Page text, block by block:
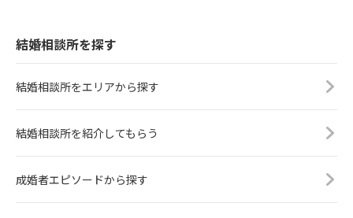
結婚相談所を探す
結婚相談所をエリアから探す
結婚相談所を紹介してもらう
成婚者エピソードから探す